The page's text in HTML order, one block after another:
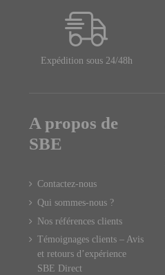
Expédition sous 24/48h
A propos de
SBE
Contactez-nous
Qui sommes-nous ?
Nos références clients
Témoignages clients – Avis
et retours d’expérience
SBE Direct